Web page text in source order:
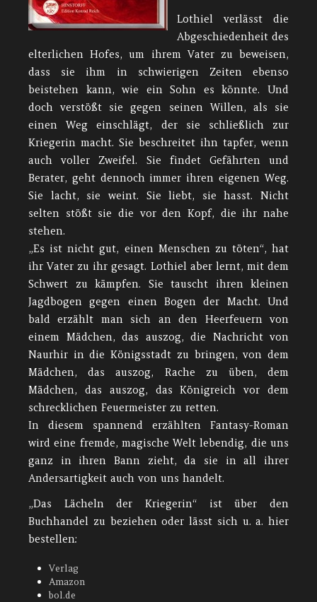
Lothiel verlässt die
Abgeschiedenheit des
elterlichen Hofes, um ihrem Vater zu beweisen,
dass sie ihm in schwierigen Zeiten ebenso
beistehen kann, wie ein Sohn es könnte. Und
doch verstößt sie gegen seinen Willen, als sie
einen Weg einschlägt, der sie schließlich zur
Kriegerin macht. Sie beschreitet ihn tapfer, wenn
auch voller Zweifel. Sie findet Gefährten und
Berater, geht dennoch immer ihren eigenen Weg.
Sie lacht, sie weint. Sie liebt, sie hasst. Nicht
selten stößt sie die vor den Kopf, die ihr nahe
stehen.
„Es ist nicht gut, einen Menschen zu töten“, hat
ihr Vater zu ihr gesagt. Lothiel aber lernt, mit dem
Schwert zu kämpfen. Sie tauscht ihren kleinen
Jagdbogen gegen einen Bogen der Macht. Und
bald erzählt man sich an den Heerfeuern von
einem Mädchen, das auszog, die Nachricht von
Naurhir in die Königsstadt zu bringen, von dem
Mädchen, das auszog, Rache zu üben, dem
Mädchen, das auszog, das Königreich vor dem
schrecklichen Feuermeister zu retten.
In diesem spannend erzählten Fantasy-Roman
wird eine fremde, magische Welt lebendig, die uns
ganz in ihren Bann zieht, da sie in all ihrer
Andersartigkeit auch von uns handelt.
„Das Lächeln der Kriegerin“ ist über den
Buchhandel zu beziehen oder lässt sich u. a. hier
bestellen:
Verlag
Amazon
bol.de